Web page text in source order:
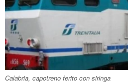
Calabria, capotreno ferito con siringa